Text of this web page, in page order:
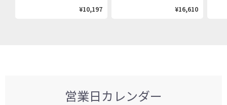
¥10,197
¥16,610
営業日カレンダー